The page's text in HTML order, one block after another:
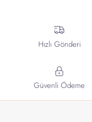
Hızlı Gönderi
Güvenli Ödeme